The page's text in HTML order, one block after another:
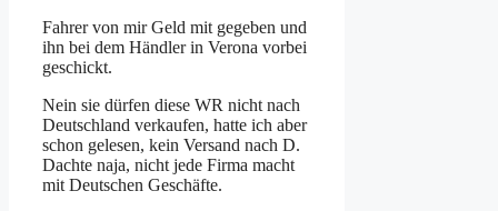
Fahrer von mir Geld mit gegeben und
ihn bei dem Händler in Verona vorbei
geschickt.
Nein sie dürfen diese WR nicht nach
Deutschland verkaufen, hatte ich aber
schon gelesen, kein Versand nach D.
Dachte naja, nicht jede Firma macht
mit Deutschen Geschäfte.